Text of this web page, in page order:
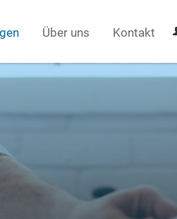
Über uns Kontakt